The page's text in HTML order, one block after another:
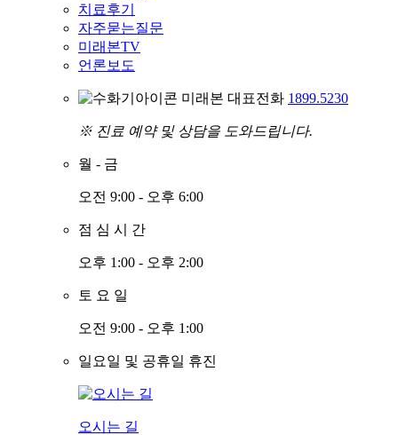
치료후기
자주묻는질문
미래본TV
언론보도
미래본 대표전화 1899.5230
※ 진료 예약 및 상담을 도와드립니다.
월 - 금
오전 9:00 - 오후 6:00
점 심 시 간
오후 1:00 - 오후 2:00
토 요 일
오전 9:00 - 오후 1:00
일요일 및 공휴일 휴진
오시는 길